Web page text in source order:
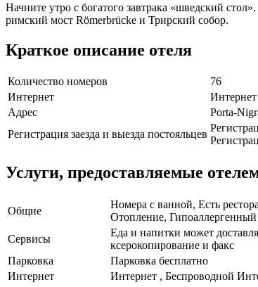
Начните утро с богатого завтрака «шведский
римский мост Römerbrücke и Трирский собор.
Краткое описание отеля
Количество номеров
76
Интернет
Адрес
Porta-
Регистрация заезда и выезда постояльцев
Услуги, предоставляемые
Общие
Номера с ванной, Есть
Отопление, Гипоаллергенный
Сервисы
Еда и напитки может
ксерокопирование и факс
Парковка
Парковка бесплатно
Интернет
Интернет , Беспроводной